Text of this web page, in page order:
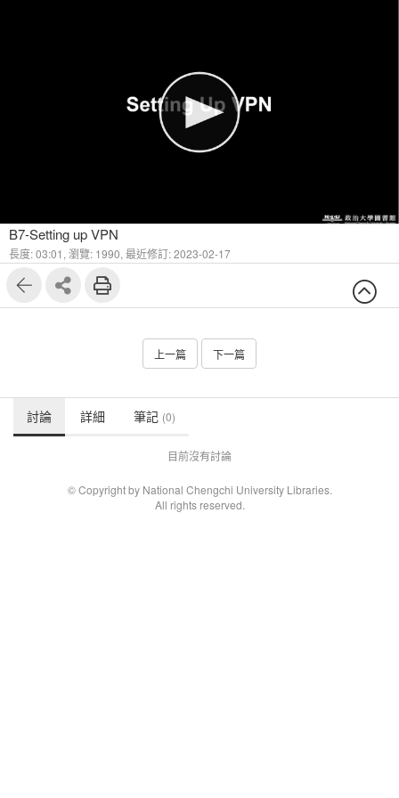
B7-Setting up VPN
長度: 03:01, 瀏覽: 1990, 最近修訂: 2023-02-17
上一篇 下一篇
討論 詳細 筆記 (0)
目前沒有討論
© Copyright by National Chengchi University Libraries.
All rights reserved.